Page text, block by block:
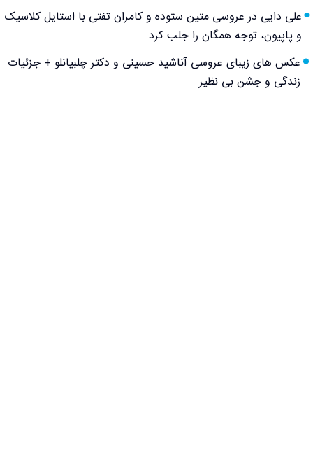
علی دایی در عروسی متین ستوده و کامران تفتی با استایل کلاسیک
و پاپیون، توجه همگان را جلب کرد
عکس های زیبای عروسی آناشید حسینی و دکتر چلبیانلو + جزئیات
زندگی و جشن بی نظیر